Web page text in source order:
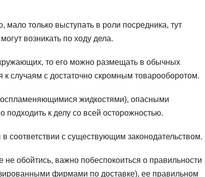
мало только выступать в роли посредника, тут
возникать по ходу дела.
то его можно размещать в обычных
случаям с достаточно скромным товарооборотом.
жидкостями), опасными
к делу со всей осторожностью.
соответствии с существующим законодательством.
обойтись, важно побеспокоиться о правильности
фирмами по доставке), ее правильном